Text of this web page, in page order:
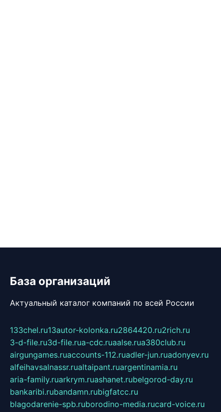
База организаций
Актуальный каталог компаний по всей России
133chel.ru13autor-kolonka.ru2864420.ru2rich.ru
3-d-file.ru3d-file.rua-cdc.ruaalse.rua380club.ru
airgungames.ruaccounts-112.ruadler-jun.ruadonyev.ru
alfeihavsalnassr.rualtaipant.ruargentinamia.ru
aria-family.ruarkrym.ruashanet.rubelgorod-day.ru
bankaribi.rubandamn.rubigfatcc.ru
blagodarenie-spb.ruborodino-media.rucard-voice.ru